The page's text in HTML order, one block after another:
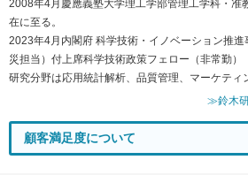
2008年4月慶應義塾大学理工学部管理工学科・准
在に至る。
2023年4月内閣府 科学技術・イノベーション推
災担当）付上席科学技術政策フェロー（非常勤）
研究分野は応用統計解析、品質管理、マーケティ
≫鈴木
顧客満足度について